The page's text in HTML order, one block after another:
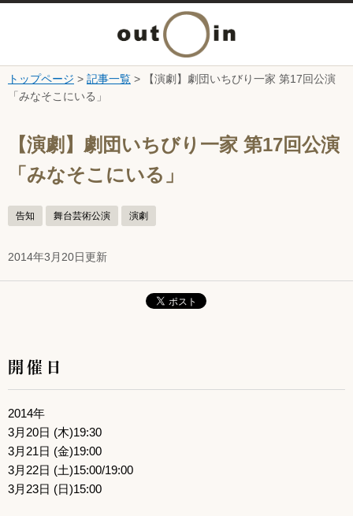
本文へ
ニ
ュ
ー
を
開
く
トップページ > 記事一覧 > 【演劇】劇団いちびり一家 第17回公演
「みなそこにいる」
【演劇】劇団いちびり一家 第17回公演
「みなそこにいる」
告知 舞台芸術公演 演劇
2014年3月20日更新
開催日
2014年
3月20日 (木)19:30
3月21日 (金)19:00
3月22日 (土)15:00/19:00
3月23日 (日)15:00